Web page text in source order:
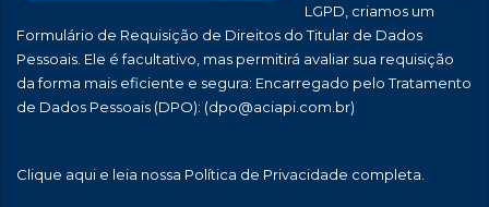
LGPD, criamos um
Formulário de Requisição de Direitos do Titular de Dados
Pessoais. Ele é facultativo, mas permitirá avaliar sua requisição
da forma mais eficiente e segura: Encarregado pelo Tratamento
de Dados Pessoais (DPO): (dpo@aciapi.com.br)
Clique aqui e leia nossa Política de Privacidade completa.